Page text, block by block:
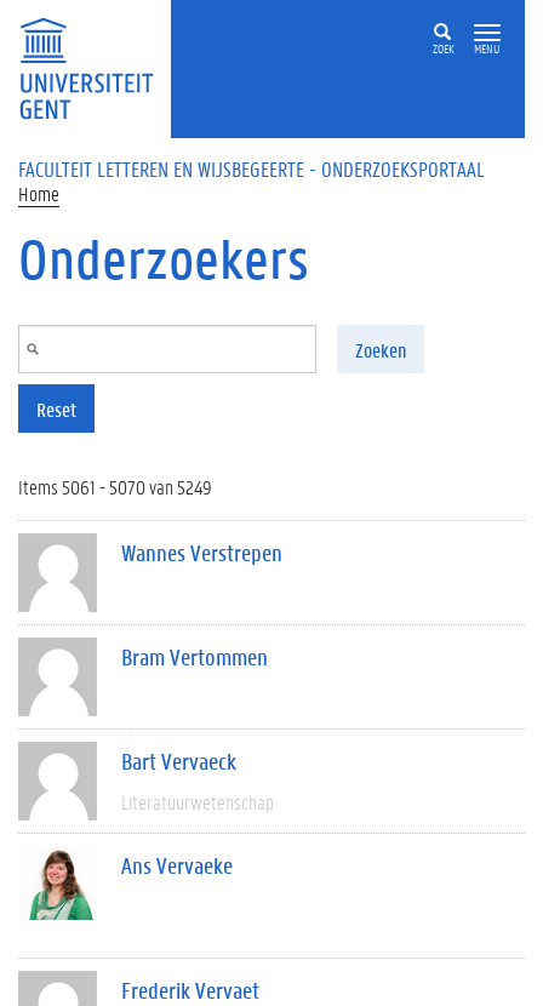
Overslaan en naar de inhoud gaan
ZOEK MENU
FACULTEIT LETTEREN EN WIJSBEGEERTE - ONDERZOEKSPORTAAL
Home
Onderzoekers
Zoeken
Reset
Items 5061 - 5070 van 5249
Wannes Verstrepen
Bram Vertommen
Bart Vervaeck
Literatuurwetenschap
Ans Vervaeke
Frederik Vervaet